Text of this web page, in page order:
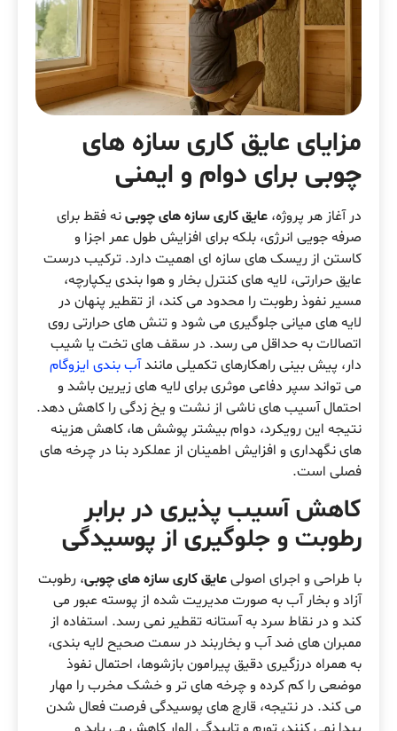
مزایای عایق کاری سازه های
چوبی برای دوام و ایمنی
در آغاز هر پروژه، عایق کاری سازه های چوبینه فقط برای
صرفه جویی انرژی، بلکه برای افزایش طول عمر اجزا و
کاستن از ریسک های سازه ای اهمیت دارد. ترکیب درست
عایق حرارتی، لایه های کنترل بخار و هوا بندی یکپارچه،
مسیر نفوذ رطوبت را محدود می کند، از تقطیر پنهان در
لایه های میانی جلوگیری می شود و تنش های حرارتی روی
اتصالات به حداقل می رسد. در سقف های تخت یا شیب
دار، پیش بینی راهکارهای تکمیلی مانندآب بندی ایزوگام
می تواند سپر دفاعی موثری برای لایه های زیرین باشد و
احتمال آسیب های ناشی از نشت و یخ زدگی را کاهش دهد.
نتیجه این رویکرد، دوام بیشتر پوشش ها، کاهش هزینه
های نگهداری و افزایش اطمینان از عملکرد بنا در چرخه های
فصلی است.
کاهش آسیب پذیری در برابر
رطوبت و جلوگیری از پوسیدگی
با طراحی و اجرای اصولیعایق کاری سازه های چوبی، رطوبت
آزاد و بخار آب به صورت مدیریت شده از پوسته عبور می
کند و در نقاط سرد به آستانه تقطیر نمی رسد. استفاده از
ممبران های ضد آب و بخاربند در سمت صحیح لایه بندی،
به همراه درزگیری دقیق پیرامون بازشوها، احتمال نفوذ
موضعی را کم کرده و چرخه های تر و خشک مخرب را مهار
می کند. در نتیجه، قارچ های پوسیدگی فرصت فعال شدن